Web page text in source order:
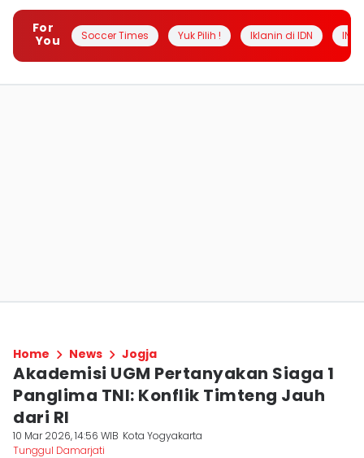
For
You
Soccer Times Yuk Pilih ! Iklanin di IDN
Home News Jogja
Akademisi UGM Pertanyakan Siaga 1
Panglima TNI: Konflik Timteng Jauh
dari RI
10 Mar 2026, 14:56 WIB Kota Yogyakarta
Tunggul Damarjati